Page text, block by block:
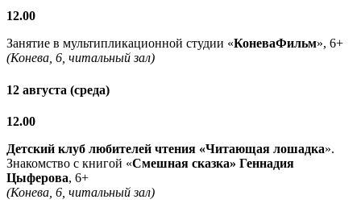
12.00
Занятие в мультипликационной студии «КоневаФильм», 6+
(Конева, 6, читальный зал)
12 августа (среда)
12.00
Детский клуб любителей чтения «Читающая лошадка».
Знакомство с книгой «Смешная сказка» Геннадия
Цыферова, 6+
(Конева, 6, читальный зал)